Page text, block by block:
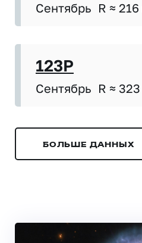
Сентябрь R ≈
123P
Сентябрь R ≈
БОЛЬШЕ ДАННЫХ